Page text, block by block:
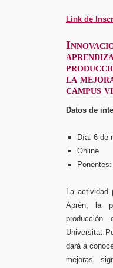
Link de
la
campus
Datos de
Día: 6 de
Online
La actividad
Aprèn, la
Universitat
dará a
mejoras